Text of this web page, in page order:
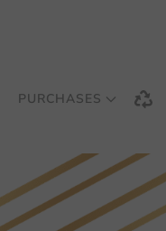
PURCHASES